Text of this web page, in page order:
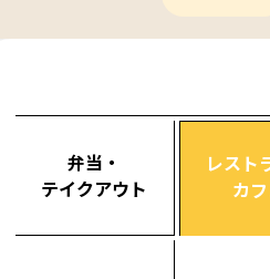
弁当・
テイクアウト
レスト
カ